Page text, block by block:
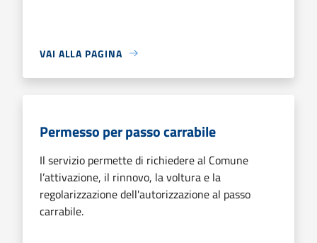
VAI ALLA PAGINA
Permesso per passo carrabile
Il servizio permette di richiedere al Comune
l’attivazione, il rinnovo, la voltura e la
regolarizzazione dell'autorizzazione al passo
carrabile.